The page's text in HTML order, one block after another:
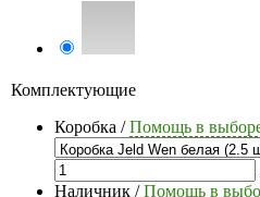
Комплектующие
Коробка /Помощь в
Наличник /Помощь в